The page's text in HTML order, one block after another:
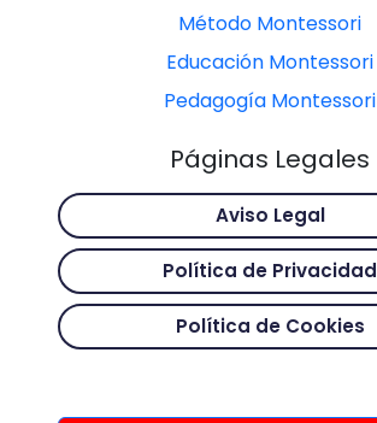
Método Montessori
Educación Montessori
Pedagogía Montessori
Páginas Legales
Aviso Legal
Política de Privacidad
Política de Cookies